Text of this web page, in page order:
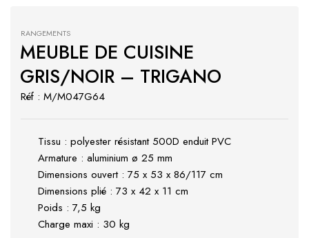
RANGEMENTS
MEUBLE DE CUISINE
GRIS/NOIR – TRIGANO
Réf : M/M047G64
Tissu : polyester résistant 500D enduit PVC
Armature : aluminium ø 25 mm
Dimensions ouvert : 75 x 53 x 86/117 cm
Dimensions plié : 73 x 42 x 11 cm
Poids : 7,5 kg
Charge maxi : 30 kg